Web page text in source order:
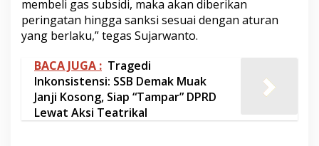
membeli gas subsidi, maka akan diberikan
peringatan hingga sanksi sesuai dengan aturan
yang berlaku,” tegas Sujarwanto.
BACA JUGA : Tragedi
Inkonsistensi: SSB Demak Muak
Janji Kosong, Siap “Tampar” DPRD
Lewat Aksi Teatrikal